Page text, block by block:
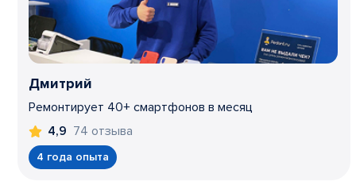
Дмитрий
Ремонтирует 40+ смартфонов в месяц
4,9 74 отзыва
4 года опыта